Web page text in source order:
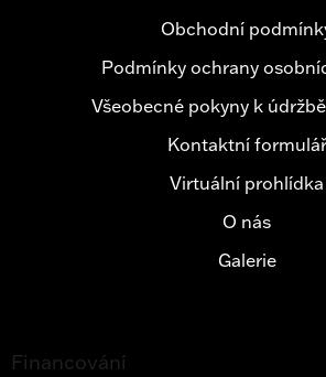
Obchodní
Podmínky ochrany
Všeobecné pokyny k
Kontaktní formulář
Virtuální prohlídka
O nás
Galerie
Financování